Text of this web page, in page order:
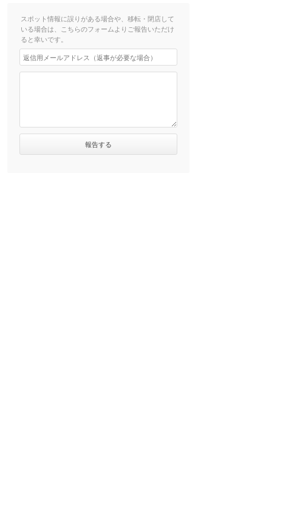
スポット情報に誤りがある場合や、移転・閉店して
いる場合は、こちらのフォームよりご報告いただけ
ると幸いです。